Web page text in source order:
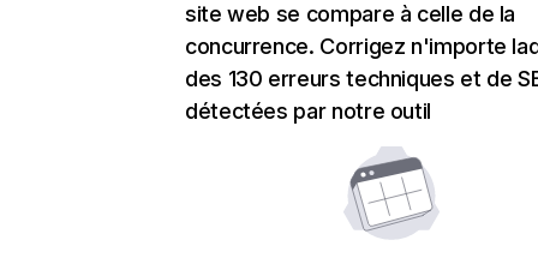
site web se compare à celle de la
concurrence. Corrigez n'importe
des 130 erreurs techniques et de
détectées par notre outil